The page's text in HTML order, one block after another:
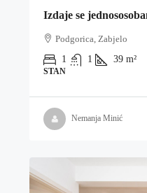
Izdaje se
Podgorica, Zabjelo
1
1 39 m²
STAN
Nemanja Minić